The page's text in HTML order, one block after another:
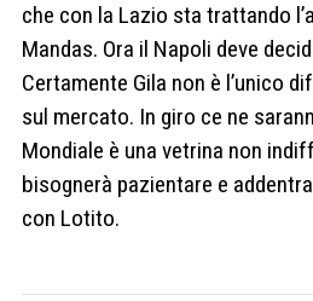
che con la Lazio sta trattando
Mandas. Ora il Napoli deve
Certamente Gila non è l’unico
sul mercato. In giro ce ne
Mondiale è una vetrina non
bisognerà pazientare e
con Lotito.